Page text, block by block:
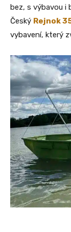
bez, s výbavou i
Český Rejnok
vybavení, který